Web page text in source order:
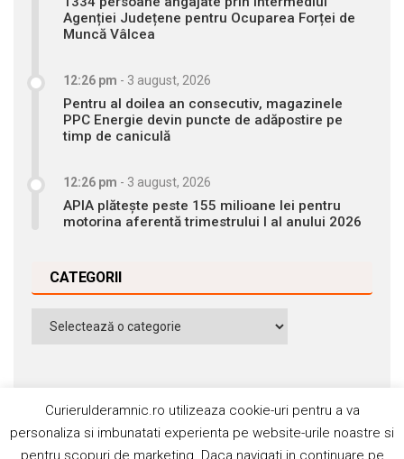
Agenției Județene pentru Ocuparea Forței de
Muncă Vâlcea
12:26 pm - 3 august, 2026
Pentru al doilea an consecutiv, magazinele
PPC Energie devin puncte de adăpostire pe
timp de caniculă
12:26 pm - 3 august, 2026
APIA plătește peste 155 milioane lei pentru
motorina aferentă trimestrului I al anului 2026
CATEGORII
Categorii
Curierulderamnic.ro utilizeaza cookie-uri pentru a va
personaliza si imbunatati experienta pe website-urile noastre si
pentru scopuri de marketing. Daca navigati in continuare pe